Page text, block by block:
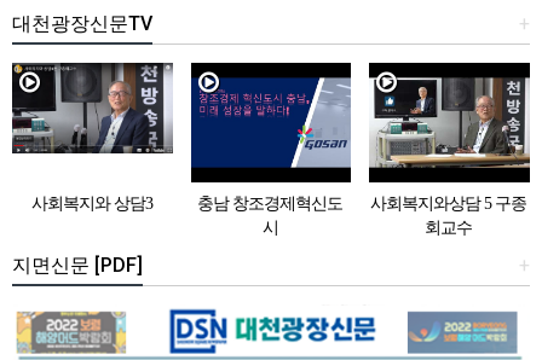
+
대천광장신문TV
사회복지와 상담3
충남 창조경제혁신도
시
사회복지와상담 5 구종
회교수
+
지면신문 [PDF]